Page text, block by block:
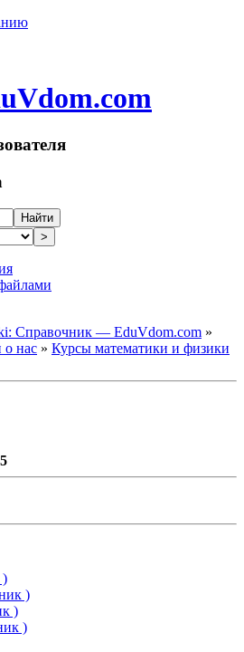
Найти
>
Справочник — EduVdom.com »
о нас » Курсы математики и физики
)
)
)
)